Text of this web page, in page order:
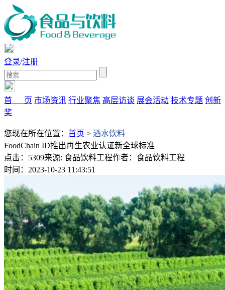
登录/注册
首 页 市场资讯 行业聚焦 高层访谈 展会活动 技术专题 创新
奖
您现在所在位置： 首页 > 酒水饮料
FoodChain ID推出再生农业认证新全球标准
点击：5309来源: 食品饮料工程作者：食品饮料工程
时间：2023-10-23 11:43:51